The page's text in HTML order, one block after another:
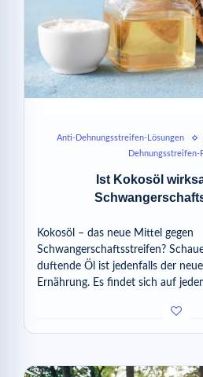
Anti-Dehnungsstreifen-Lösungen
Dehnungsstreifen-
Ist Kokosöl
Kokosöl – das neue Mittel gegen
Schwangerschaftsstreifen?
duftende Öl ist jedenfalls der
Ernährung. Es findet sich auf